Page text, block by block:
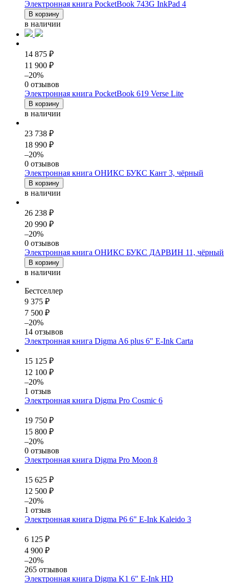
Электронная книга PocketBook 743G InkPad 4
В корзину
в наличии
14 875 ₽
11 900 ₽
–20%
0 отзывов
Электронная книга PocketBook 619 Verse Lite
В корзину
в наличии
23 738 ₽
18 990 ₽
–20%
0 отзывов
Электронная книга ОНИКС БУКС Кант 3, чёрный
В корзину
в наличии
26 238 ₽
20 990 ₽
–20%
0 отзывов
Электронная книга ОНИКС БУКС ДАРВИН 11, чёрный
В корзину
в наличии
Бестселлер
9 375 ₽
7 500 ₽
–20%
14 отзывов
Электронная книга Digma A6 plus 6" E-Ink Carta
15 125 ₽
12 100 ₽
–20%
1 отзыв
Электронная книга Digma Pro Cosmic 6
19 750 ₽
15 800 ₽
–20%
0 отзывов
Электронная книга Digma Pro Moon 8
15 625 ₽
12 500 ₽
–20%
1 отзыв
Электронная книга Digma P6 6" E-Ink Kaleido 3
6 125 ₽
4 900 ₽
–20%
265 отзывов
Электронная книга Digma K1 6" E-Ink HD